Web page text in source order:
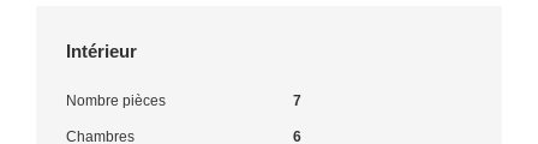
Intérieur
Nombre pièces 7
Chambres 6